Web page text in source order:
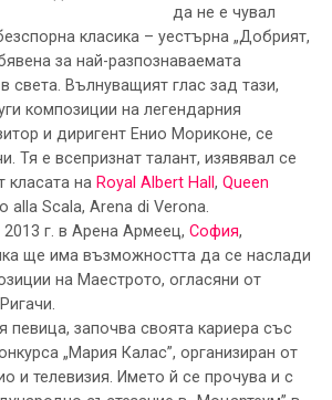
да не е чувал
класика – уестърна „Добрият,
за най-разпознаваемата
света. Вълнуващият глас зад тази,
композиции на легендарния
и диригент Енио Мориконе, се
Тя е всепризнат талант, изявявал се
класата на Royal Albert Hall , Queen
alla Scala, Arena di Verona.
г. в Арена Армеец, София,
ще има възможността да се наслади
на Маестрото, огласяни от
певица, започва своята кариера със
„Мария Калас”, организиран от
и телевизия. Името й се прочува и с